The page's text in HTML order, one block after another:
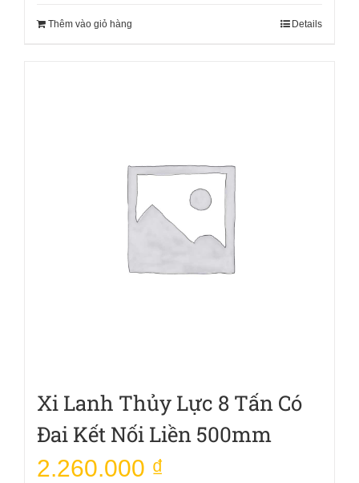
Thêm vào giỏ hàng Details
Xi Lanh Thủy Lực 8 Tấn Có
Đai Kết Nối Liền 500mm
2.260.000 ₫